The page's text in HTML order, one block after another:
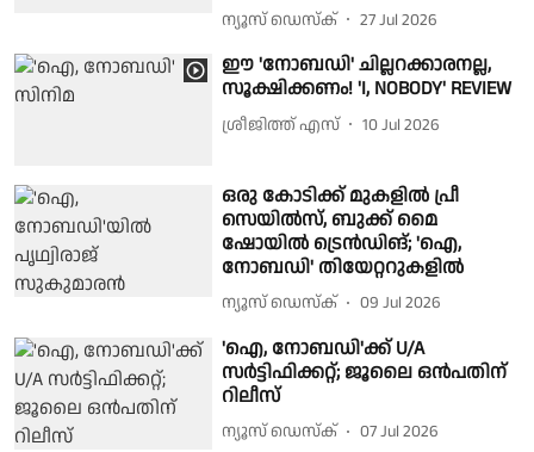
ന്യൂസ് ഡെസ്ക് 27 Jul 2026
ഈ 'നോബഡി' ചില്ലറക്കാരനല്ല,
സൂക്ഷിക്കണം! 'I, NOBODY' REVIEW
ശ്രീജിത്ത് എസ് 10 Jul 2026
ഒരു കോടിക്ക് മുകളിൽ പ്രീ
സെയിൽസ്, ബുക്ക് മൈ
ഷോയിൽ ട്രെൻഡിങ്; 'ഐ,
നോബഡി' തിയേറ്ററുകളിൽ
ന്യൂസ് ഡെസ്ക് 09 Jul 2026
'ഐ, നോബഡി'ക്ക് U/A
സർട്ടിഫിക്കറ്റ്; ജൂലൈ ഒൻപതിന്
റിലീസ്
ന്യൂസ് ഡെസ്ക് 07 Jul 2026